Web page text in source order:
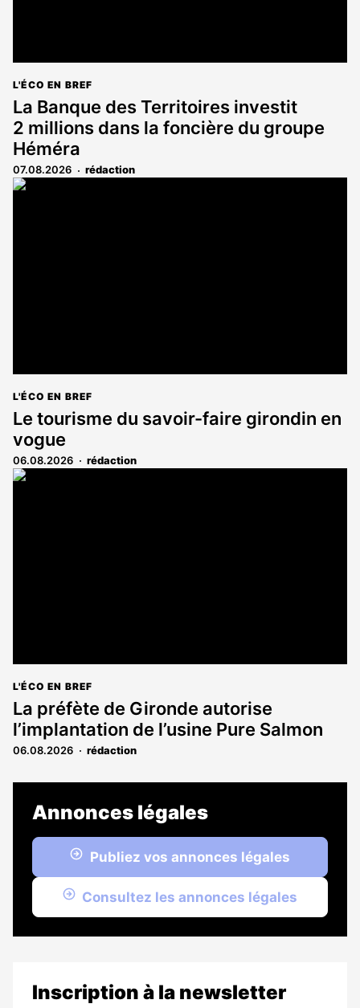
L'ÉCO EN BREF
La Banque des Territoires investit
2 millions dans la foncière du groupe
Héméra
07.08.2026 rédaction
L'ÉCO EN BREF
Le tourisme du savoir-faire girondin en
vogue
06.08.2026 rédaction
L'ÉCO EN BREF
La préfète de Gironde autorise
l’implantation de l’usine Pure Salmon
06.08.2026 rédaction
Annonces légales
Publiez vos annonces légales
Consultez les annonces légales
Inscription à la newsletter